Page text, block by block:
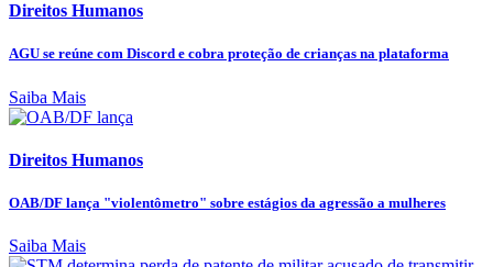
Direitos Humanos
AGU se reúne com Discord e cobra proteção de crianças na plataforma
Saiba Mais
Direitos Humanos
OAB/DF lança "violentômetro" sobre estágios da agressão a mulheres
Saiba Mais